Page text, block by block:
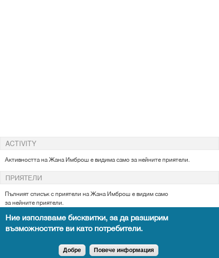
ACTIVITY
Активността на Жана Имброш е видима само за нейните приятели.
ПРИЯТЕЛИ
Пълният списък с приятели на Жана Имброш е видим само
занейнитеприятели.
сайта задължително с активен линк към оригиналното.
Ние използваме бисквитки, за да разширим
възможностите ви като потребители.
Добре Повече информация